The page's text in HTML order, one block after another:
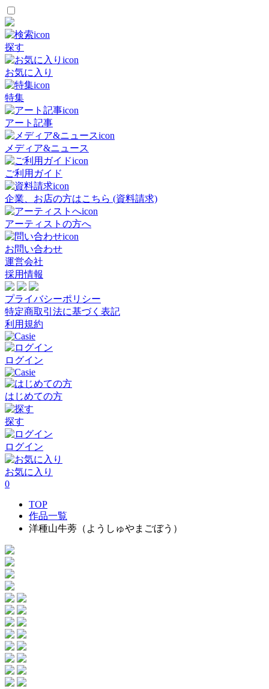
探す
お気に入り
特集
アート記事
メディア&ニュース
ご利用ガイド
企業、お店の方はこちら (資料請求)
アーティストの方へ
お問い合わせ
運営会社
採用情報
プライバシーポリシー
特定商取引法に基づく表記
利用規約
ログイン
はじめての方
探す
ログイン
お気に入り
0
TOP
作品一覧
洋種山牛蒡（ようしゅやまごぼう）